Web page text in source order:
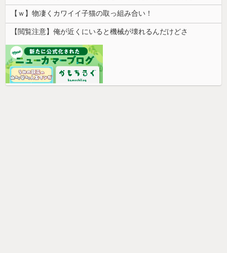
【ｗ】物凄くカワイイ子猫の取っ組み合い！
【閲覧注意】俺が近くにいると機械が壊れるんだけどさ